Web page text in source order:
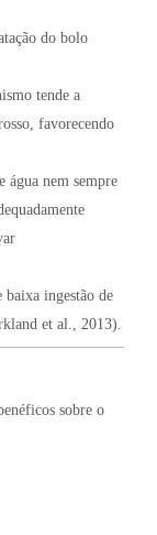
do bolo
tende a
favorecendo
água nem sempre
baixa ingestão de
et al., 2013).
sobre o